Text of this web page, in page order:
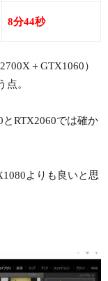
8分44秒
＋GTX1060）
。
RTX2060では確か
よりも良いと思